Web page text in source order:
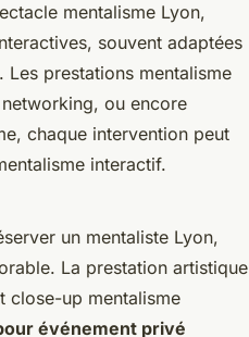
mentalisme Lyon,
souvent adaptées
Les prestations mentalisme
ou encore
chaque intervention peut
interactif.
un mentaliste Lyon,
La prestation artistique
close-up mentalisme
événement privé